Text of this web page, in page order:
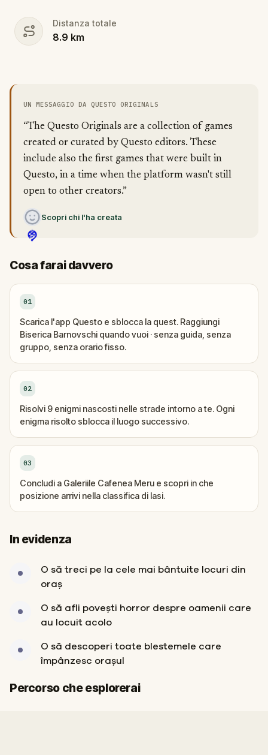
Distanza totale
8.9 km
UN MESSAGGIO DA QUESTO ORIGINALS
“The Questo Originals are a collection of games
created or curated by Questo editors. These
include also the first games that were built in
Questo, in a time when the platform wasn't still
open to other creators.”
Scopri chi l'ha creata
Cosa farai davvero
01
Scarica l'app Questo e sblocca la quest. Raggiungi
Biserica Barnovschi quando vuoi · senza guida, senza
gruppo, senza orario fisso.
02
Risolvi 9 enigmi nascosti nelle strade intorno a te. Ogni
enigma risolto sblocca il luogo successivo.
03
Concludi a Galeriile Cafenea Meru e scopri in che
posizione arrivi nella classifica di Iasi.
In evidenza
O să treci pe la cele mai bântuite locuri din
oraș
O să afli povești horror despre oamenii care
au locuit acolo
O să descoperi toate blestemele care
împânzesc orașul
Percorso che esplorerai
Inizio
Fine